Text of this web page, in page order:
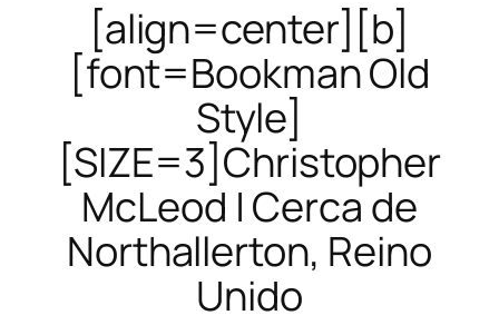
[align=center][b]
[font=Bookman Old
Style]
[SIZE=3]Christopher
McLeod | Cerca de
Northallerton, Reino
Unido